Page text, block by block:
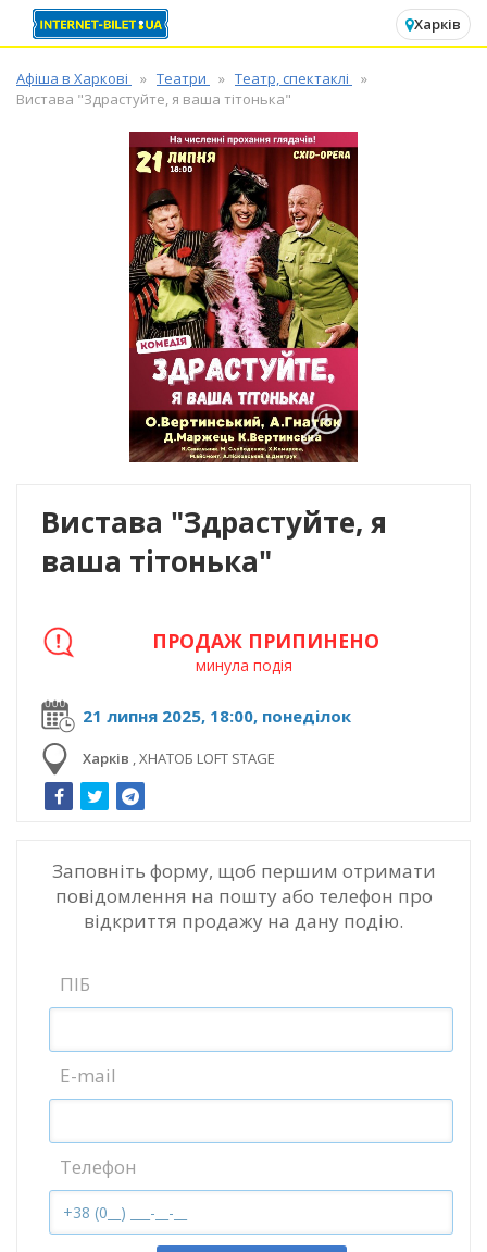
Харків
Афіша в Харкові Театри
Театр, спектаклі
Вистава "Здрастуйте, я ваша тітонька"
Вистава "Здрастуйте, я
ваша тітонька"
21 липня 2025, 18:00, понеділок
Харків ,ХНАТОБ LOFT STAGE
ПРОДАЖ ПРИПИНЕНО
минула подія
Заповніть форму, щоб першим отримати
повідомлення на пошту або телефон про
відкриття продажу на дану подію.
ПІБ
E-mail
Телефон